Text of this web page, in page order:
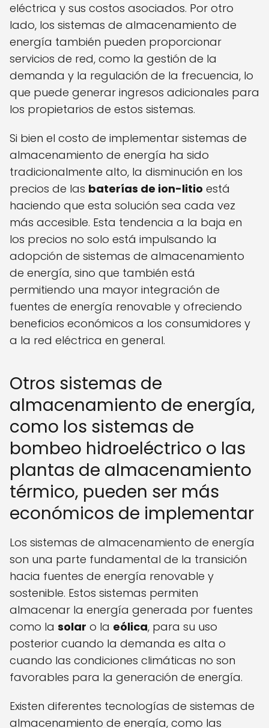
eléctrica y sus costos asociados. Por otro
lado, los sistemas de almacenamiento de
energía también pueden proporcionar
servicios de red, como la gestión de la
demanda y la regulación de la frecuencia, lo
que puede generar ingresos adicionales para
los propietarios de estos sistemas.
Si bien el costo de implementar sistemas de
almacenamiento de energía ha sido
tradicionalmente alto, la disminución en los
precios de las baterías de ion-litio está
haciendo que esta solución sea cada vez
más accesible. Esta tendencia a la baja en
los precios no solo está impulsando la
adopción de sistemas de almacenamiento
de energía, sino que también está
permitiendo una mayor integración de
fuentes de energía renovable y ofreciendo
beneficios económicos a los consumidores y
a la red eléctrica en general.
Otros sistemas de
almacenamiento de energía,
como los sistemas de
bombeo hidroeléctrico o las
plantas de almacenamiento
térmico, pueden ser más
económicos de implementar
Los sistemas de almacenamiento de energía
son una parte fundamental de la transición
hacia fuentes de energía renovable y
sostenible. Estos sistemas permiten
almacenar la energía generada por fuentes
como la solar o la eólica, para su uso
posterior cuando la demanda es alta o
cuando las condiciones climáticas no son
favorables para la generación de energía.
Existen diferentes tecnologías de sistemas de
almacenamiento de energía, como las